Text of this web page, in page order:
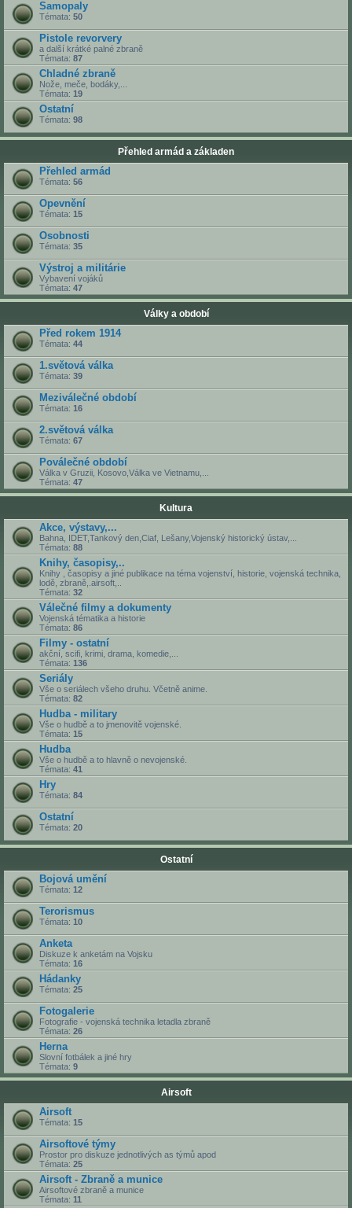
Samopaly
Témata: 50
Pistole revorvery
a další krátké palné zbraně
Témata: 87
Chladné zbraně
Nože, meče, bodáky,...
Témata: 19
Ostatní
Témata: 98
Přehled armád a základen
Přehled armád
Témata: 56
Opevnění
Témata: 15
Osobnosti
Témata: 35
Výstroj a militárie
Vybavení vojáků
Témata: 47
Války a období
Před rokem 1914
Témata: 44
1.světová válka
Témata: 39
Meziválečné období
Témata: 16
2.světová válka
Témata: 67
Poválečné období
Válka v Gruzii, Kosovo,Válka ve Vietnamu,...
Témata: 47
Kultura
Akce, výstavy,...
Bahna, IDET,Tankový den,Ciaf, Lešany,Vojenský historický ústav,...
Témata: 88
Knihy, časopisy,..
Knihy , časopisy a jiné publikace na téma vojenství, historie, vojenská technika,
lodě, zbraně,.airsoft,..
Témata: 32
Válečné filmy a dokumenty
Vojenská tématika a historie
Témata: 86
Filmy - ostatní
akční, scifi, krimi, drama, komedie,...
Témata: 136
Seriály
Vše o seriálech všeho druhu. Včetně anime.
Témata: 82
Hudba - military
Vše o hudbě a to jmenovitě vojenské.
Témata: 15
Hudba
Vše o hudbě a to hlavně o nevojenské.
Témata: 41
Hry
Témata: 84
Ostatní
Témata: 20
Ostatní
Bojová umění
Témata: 12
Terorismus
Témata: 10
Anketa
Diskuze k anketám na Vojsku
Témata: 16
Hádanky
Témata: 25
Fotogalerie
Fotografie - vojenská technika letadla zbraně
Témata: 26
Herna
Slovní fotbálek a jiné hry
Témata: 9
Airsoft
Airsoft
Témata: 15
Airsoftové týmy
Prostor pro diskuze jednotlivých as týmů apod
Témata: 25
Airsoft - Zbraně a munice
Airsoftové zbraně a munice
Témata: 11